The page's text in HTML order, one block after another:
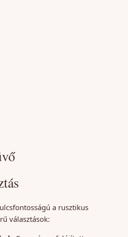
a rusztikus
választások: